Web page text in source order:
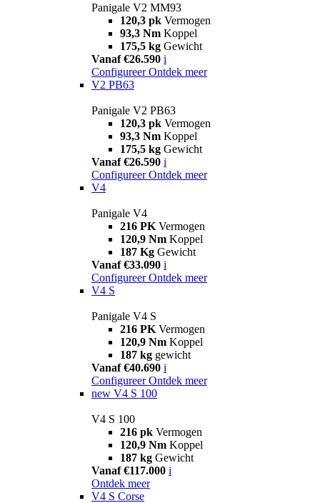
Panigale V2 MM93
120,3 pk Vermogen
93,3 Nm Koppel
175,5 kg Gewicht
Vanaf €26.590 i
Configureer Ontdek meer
V2 PB63
Panigale V2 PB63
120,3 pk Vermogen
93,3 Nm Koppel
175,5 kg Gewicht
Vanaf €26.590 i
Configureer Ontdek meer
V4
Panigale V4
216 PK Vermogen
120,9 Nm Koppel
187 Kg Gewicht
Vanaf €33.090 i
Configureer Ontdek meer
V4 S
Panigale V4 S
216 PK Vermogen
120,9 Nm Koppel
187 kg gewicht
Vanaf €40.690 i
Configureer Ontdek meer
new V4 S 100
V4 S 100
216 pk Vermogen
120,9 Nm Koppel
187 kg Gewicht
Vanaf €117.000 i
Ontdek meer
V4 S Corse